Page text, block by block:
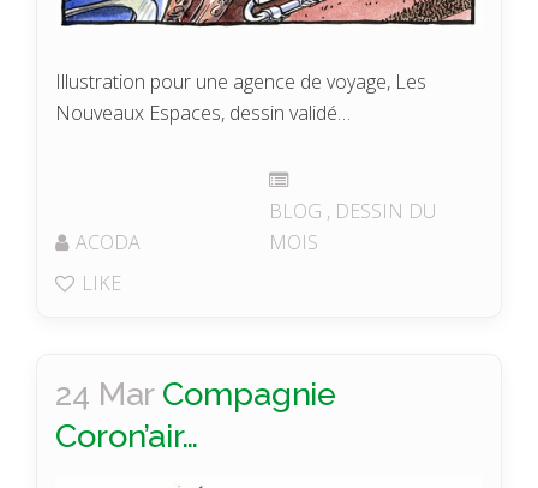
Illustration pour une agence de voyage, Les
Nouveaux Espaces, dessin validé…
ACODA
BLOG , DESSIN DU
MOIS
LIKE
24 MarCompagnie
Coron’air…